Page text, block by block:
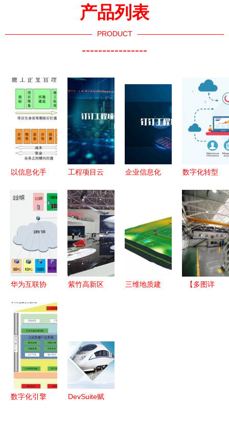
产品列表
PRODUCT
----------------
以信息化手
企业管理创
新 应对不
确定因素的
工程实践
工程项目云
赋能企业信
息化工程新
变革
企业信息化
库 构建与
价值
数字化转型
程资料管理
信息化实现
路径与策略
华为互联协
方案 驱动
企业信息化
工程新范式
紫竹高新区
展，多款产
品首发护航
企业信息化
工程
三维地质建
【多图详
数字化引擎
DevSuite赋